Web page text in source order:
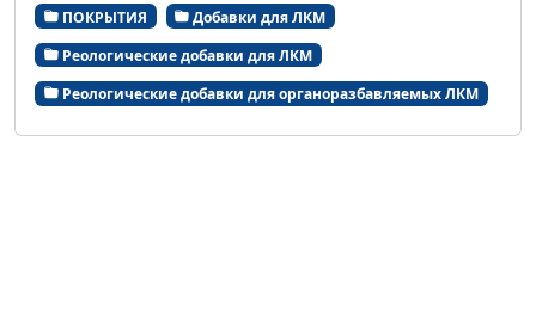
ПОКРЫТИЯ
Добавки для ЛКМ
Реологические добавки для ЛКМ
Реологические добавки для органоразбавляемых ЛКМ